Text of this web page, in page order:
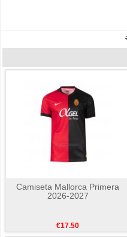
Camiseta Mallorca Primera
2026-2027
€17.50